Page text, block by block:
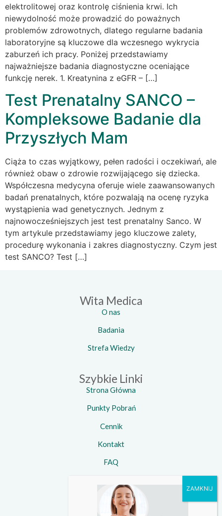
elektrolitowej oraz kontrolę ciśnienia krwi. Ich
niewydolność może prowadzić do poważnych
problemów zdrowotnych, dlatego regularne badania
laboratoryjne są kluczowe dla wczesnego wykrycia
zaburzeń ich pracy. Poniżej przedstawiamy
najważniejsze badania diagnostyczne oceniające
funkcję nerek. 1. Kreatynina z eGFR – […]
Test Prenatalny SANCO –
Kompleksowe Badanie dla
Przyszłych Mam
Ciąża to czas wyjątkowy, pełen radości i oczekiwań, ale
również obaw o zdrowie rozwijającego się dziecka.
Współczesna medycyna oferuje wiele zaawansowanych
badań prenatalnych, które pozwalają na ocenę ryzyka
wystąpienia wad genetycznych. Jednym z
najnowocześniejszych jest test prenatalny Sanco. W
tym artykule przedstawiamy jego kluczowe zalety,
procedurę wykonania i zakres diagnostyczny. Czym jest
test SANCO? Test […]
Wita Medica
O nas
Badania
Strefa Wiedzy
Szybkie Linki
Strona Główna
Punkty Pobrań
Cennik
Kontakt
FAQ
Kontakt
734 924 924